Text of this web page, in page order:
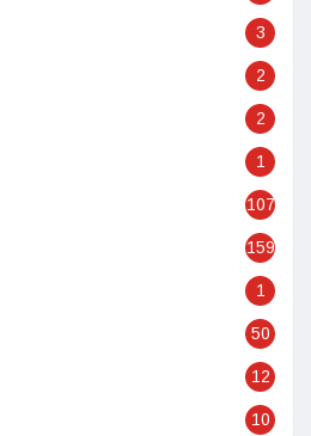
3
2
2
1
107
159
1
50
12
10